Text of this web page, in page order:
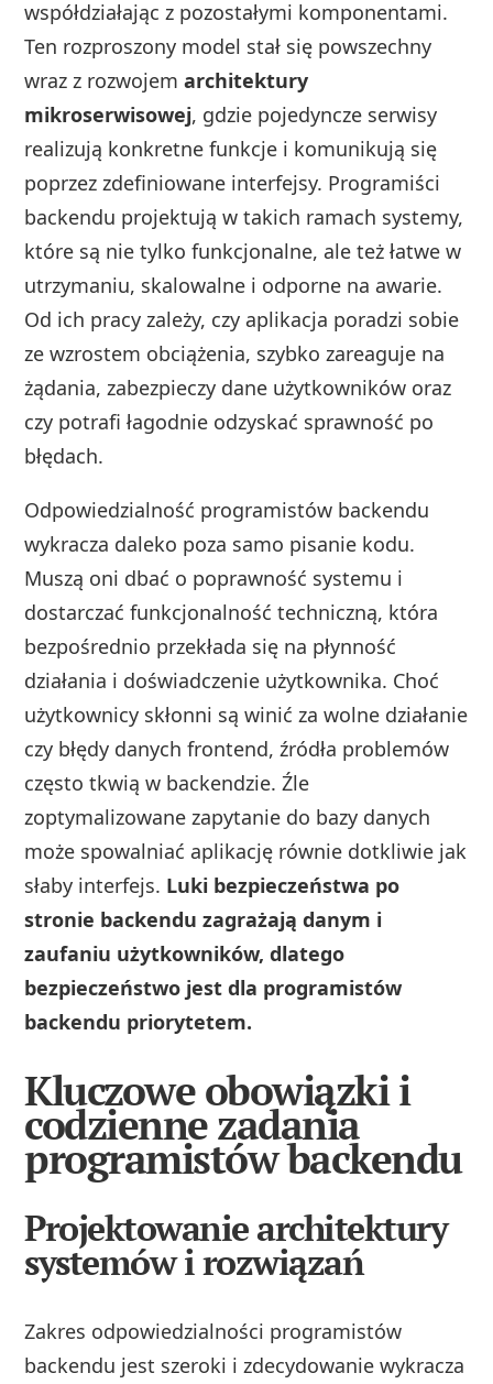
współdziałając z pozostałymi komponentami.
Ten rozproszony model stał się powszechny
wraz z rozwojemarchitektury
mikroserwisowej, gdzie pojedyncze serwisy
realizują konkretne funkcje i komunikują się
poprzez zdefiniowane interfejsy. Programiści
backendu projektują w takich ramach systemy,
które są nie tylko funkcjonalne, ale też łatwe w
utrzymaniu, skalowalne i odporne na awarie.
Od ich pracy zależy, czy aplikacja poradzi sobie
ze wzrostem obciążenia, szybko zareaguje na
żądania, zabezpieczy dane użytkowników oraz
czy potrafi łagodnie odzyskać sprawność po
błędach.
Odpowiedzialność programistów backendu
wykracza daleko poza samo pisanie kodu.
Muszą oni dbać o poprawność systemu i
dostarczać funkcjonalność techniczną, która
bezpośrednio przekłada się na płynność
działania i doświadczenie użytkownika. Choć
użytkownicy skłonni są winić za wolne działanie
czy błędy danych frontend, źródła problemów
często tkwią w backendzie. Źle
zoptymalizowane zapytanie do bazy danych
może spowalniać aplikację równie dotkliwie jak
słaby interfejs. Luki bezpieczeństwa po
stronie backendu zagrażają danym i
zaufaniu użytkowników, dlatego
bezpieczeństwo jest dla programistów
backendu priorytetem.
Kluczowe obowiązki i
codzienne zadania
programistów backendu
Projektowanie architektury
systemów i rozwiązań
Zakres odpowiedzialności programistów
backendu jest szeroki i zdecydowanie wykracza